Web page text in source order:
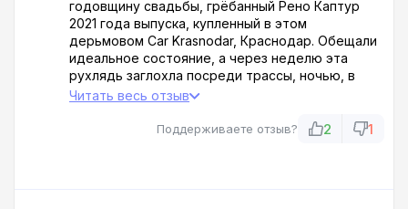
годовщину свадьбы, грёбанный Рено Каптур
2021 года выпуска, купленный в этом
дерьмовом Car Krasnodar, Краснодар. Обещали
идеальное состояние, а через неделю эта
рухлядь заглохла посреди трассы, ночью, в
ливень. Жена чуть не поседела от страха, пока
Оказалось, движок мертвый! МЕРТВЫЙ,
Читать весь отзыв
Поддерживаете отзыв? 2 1